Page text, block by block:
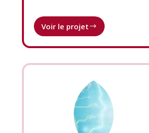
Voir le projetProgramme